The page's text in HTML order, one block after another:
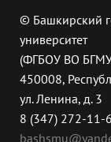
© Башкирский
университет
(ФГБОУ ВО
450008,
ул. Ленина, д. 3
8 (347) 272-11-